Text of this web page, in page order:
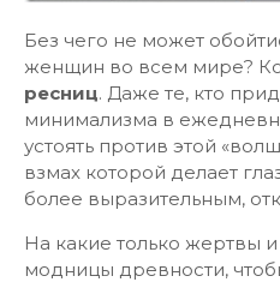
Без чего не может
женщин во всем мире?
ресниц. Даже те, кто
минимализма в
устоять против этой
взмах которой делает
более выразительным,
На какие только жертвы
модницы древности,